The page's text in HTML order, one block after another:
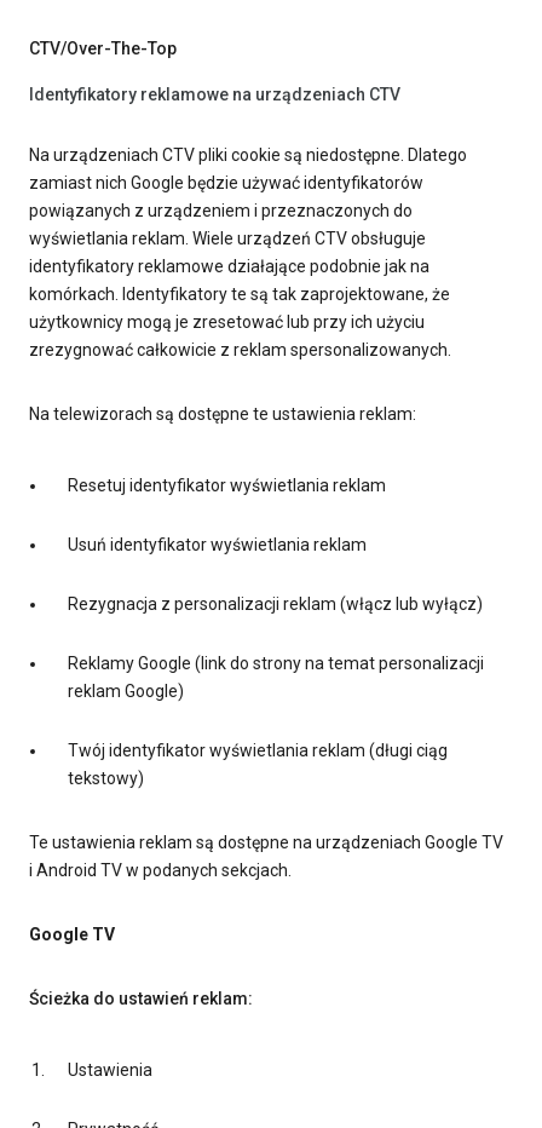
CTV/Over-The-Top
Identyfikatory reklamowe na urządzeniach CTV
Na urządzeniach CTV pliki cookie są niedostępne. Dlatego
zamiast nich Google będzie używać identyfikatorów
powiązanych z urządzeniem i przeznaczonych do
wyświetlania reklam. Wiele urządzeń CTV obsługuje
identyfikatory reklamowe działające podobnie jak na
komórkach. Identyfikatory te są tak zaprojektowane, że
użytkownicy mogą je zresetować lub przy ich użyciu
zrezygnować całkowicie z reklam spersonalizowanych.
Na telewizorach są dostępne te ustawienia reklam:
Resetuj identyfikator wyświetlania reklam
Usuń identyfikator wyświetlania reklam
Rezygnacja z personalizacji reklam (włącz lub wyłącz)
Reklamy Google (link do strony na temat personalizacji
reklam Google)
Twój identyfikator wyświetlania reklam (długi ciąg
tekstowy)
Te ustawienia reklam są dostępne na urządzeniach Google TV
i Android TV w podanych sekcjach.
Google TV
Ścieżka do ustawień reklam:
Ustawienia